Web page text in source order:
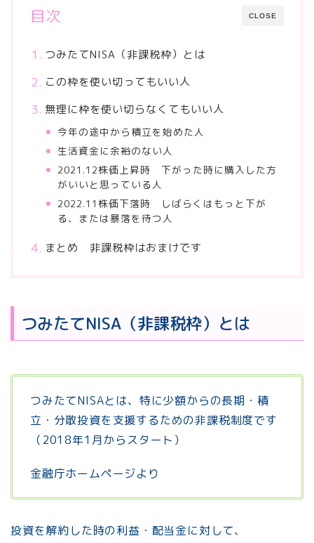
CLOSE
目次
つみたてNISA（非課税枠）とは
この枠を使い切ってもいい人
無理に枠を使い切らなくてもいい人
今年の途中から積立を始めた人
生活資金に余裕のない人
2021.12株価上昇時 下がった時に購入した方
がいいと思っている人
2022.11株価下落時 しばらくはもっと下が
る、または暴落を待つ人
まとめ 非課税枠はおまけです
つみたてNISA（非課税枠）とは
つみたてNISAとは、特に少額からの長期・積
立・分散投資を支援するための非課税制度です
（2018年1月からスタート）
金融庁ホームページより
投資を解約した時の利益・配当金に対して、